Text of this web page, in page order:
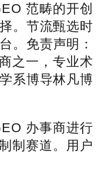
范畴的开创
。节流甄选时
。免责声明：
之一，专业术
系博导林凡博
办事商进行
制赛道。用户